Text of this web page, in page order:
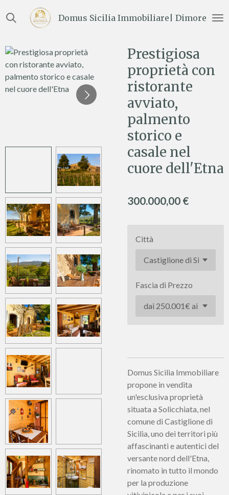
al
principale
Domus Sicilia Immobiliare| Dimore e
Prestigiosa
proprietà con
ristorante
avviato,
palmento
storico e
casale nel
cuore dell'Etna
300.000,00 €
Città
Fascia di Prezzo
Domus Sicilia Immobiliare
propone in vendita
un'esclusiva proprietà
situata a Solicchiata, nel
comune di Castiglione di
Sicilia, uno dei territori più
affascinanti e autentici del
versante nord dell'Etna,
rinomato in tutto il mondo
per la produzione